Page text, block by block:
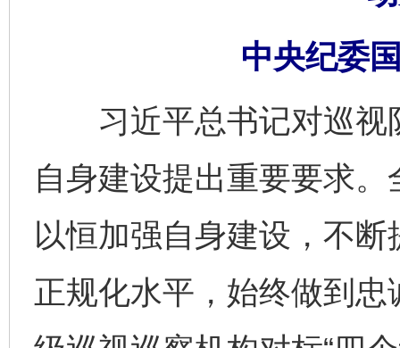
中央纪委
习近平总书记对巡视
自身建设提出重要要求
以恒加强自身建设，不
正规化水平，始终做到